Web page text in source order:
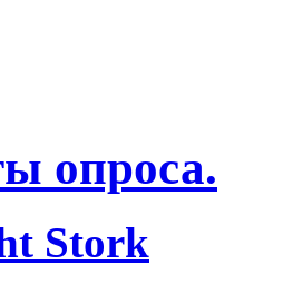
опроса.
Stork